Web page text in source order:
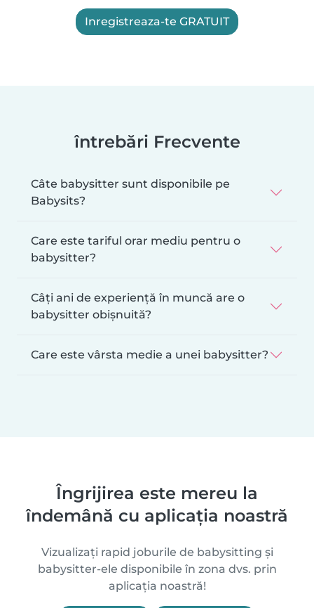
Inregistreaza-te GRATUIT
întrebări Frecvente
Câte babysitter sunt disponibile pe
Babysits?
Care este tariful orar mediu pentru o
babysitter?
Câți ani de experiență în muncă are o
babysitter obișnuită?
Care este vârsta medie a unei babysitter?
Îngrijirea este mereu la
îndemână cu aplicația noastră
Vizualizați rapid joburile de babysitting și
babysitter-ele disponibile în zona dvs. prin
aplicația noastră!